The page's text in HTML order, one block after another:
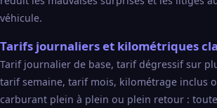
véhicule.
Tarifs journaliers et kilométriques
Tarif journalier de base, tarif dégressif sur
tarif semaine, tarif mois, kilométrage inclus
carburant plein à plein ou plein retour :